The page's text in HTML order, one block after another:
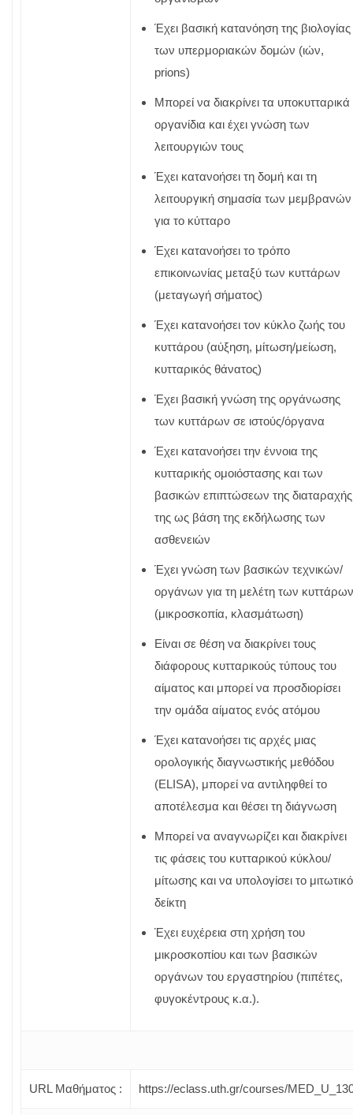
Έχει βασική κατανόηση της βιολογίας
των υπερμοριακών δομών (ιών,
prions)
Μπορεί να διακρίνει τα υποκυτταρικά
οργανίδια και έχει γνώση των
λειτουργιών τους
Έχει κατανοήσει τη δομή και τη
λειτουργική σημασία των μεμβρανών
για το κύτταρο
Έχει κατανοήσει το τρόπο
επικοινωνίας μεταξύ των κυττάρων
(μεταγωγή σήματος)
Έχει κατανοήσει τον κύκλο ζωής του
κυττάρου (αύξηση, μίτωση/μείωση,
κυτταρικός θάνατος)
Έχει βασική γνώση της οργάνωσης
των κυττάρων σε ιστούς/όργανα
Έχει κατανοήσει την έννοια της
κυτταρικής ομοιόστασης και των
βασικών επιπτώσεων της διαταραχής
της ως βάση της εκδήλωσης των
ασθενειών
Έχει γνώση των βασικών τεχνικών/
οργάνων για τη μελέτη των κυττάρων
(μικροσκοπία, κλασμάτωση)
Είναι σε θέση να διακρίνει τους
διάφορους κυτταρικούς τύπους του
αίματος και μπορεί να προσδιορίσει
την ομάδα αίματος ενός ατόμου
Έχει κατανοήσει τις αρχές μιας
ορολογικής διαγνωστικής μεθόδου
(ELISA), μπορεί να αντιληφθεί το
αποτέλεσμα και θέσει τη διάγνωση
Μπορεί να αναγνωρίζει και διακρίνει
τις φάσεις του κυτταρικού κύκλου/
μίτωσης και να υπολογίσει το μιτωτικό
δείκτη
Έχει ευχέρεια στη χρήση του
μικροσκοπίου και των βασικών
οργάνων του εργαστηρίου (πιπέτες,
φυγοκέντρους κ.α.).
URL Μαθήματος : https://eclass.uth.gr/courses/